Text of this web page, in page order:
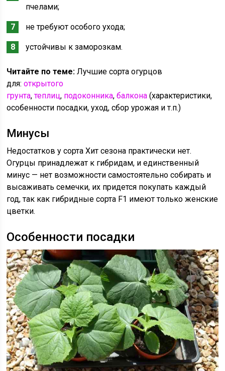
пчелами;
не требуют особого ухода;
устойчивы к заморозкам.
Читайте по теме:Лучшие сорта огурцов
для:открытого
грунта,теплиц, подоконника,балкона (характеристики,
особенности посадки, уход, сбор урожая и т.п.)
Минусы
Недостатков у сорта Хит сезона практически нет.
Огурцы принадлежат к гибридам, и единственный
минус — нет возможности самостоятельно собирать и
высаживать семечки, их придется покупать каждый
год, так как гибридные сорта F1 имеют только женские
цветки.
Особенности посадки